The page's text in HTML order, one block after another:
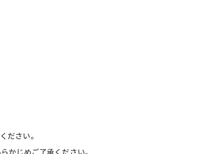
ださい。
かじめご了承ください。